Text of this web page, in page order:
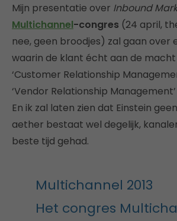
Mijn presentatie over Inbound
Multichannel-congres (24 april,
nee, geen broodjes) zal gaan over
waarin de klant écht aan de macht
‘Customer Relationship
‘Vendor Relationship
En ik zal laten zien dat Einstein
aether bestaat wel degelijk,
beste tijd gehad.
Multichannel 2013
Het congres